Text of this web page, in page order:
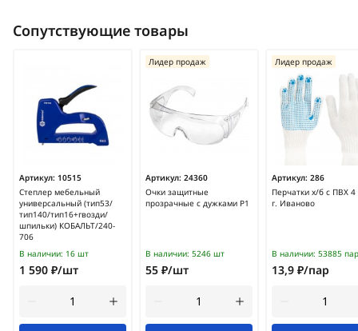
Сопутствующие товары
Артикул: 10515
Степлер мебельный
универсальный (тип53/
тип140/тип16+гвозди/
шпильки) КОБАЛЬТ/240-
706
В наличии: 16 шт
1 590 ₽/шт
Артикул: 24360
Очки защитные
прозрачные с дужками Р1
Лидер продаж
В наличии: 5246 шт
55 ₽/шт
Артикул: 286
Перчатки х/б с ПВХ 4
г. Иваново
Лидер продаж
В наличии: 53885 пар
13,9 ₽/пар